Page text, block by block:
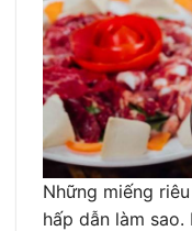
Những miếng
hấp dẫn làm